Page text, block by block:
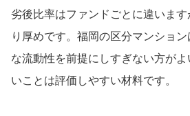
劣後比率はファンドごとに違いま
り厚めです。福岡の区分マンショ
な流動性を前提にしすぎない方が
いことは評価しやすい材料です。